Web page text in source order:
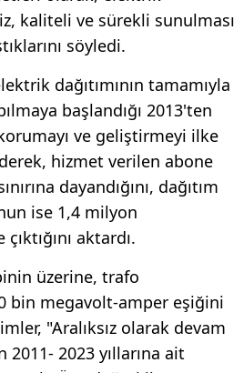
kaliteli ve sürekli sunulması
söyledi.
dağıtımının tamamıyla
başlandığı 2013'ten
ve geliştirmeyi ilke
hizmet verilen abone
dayandığını, dağıtım
ise 1,4 milyon
aktardı.
üzerine, trafo
bin megavolt-amper eşiğini
"Aralıksız olarak devam
2011- 2023 yıllarına ait